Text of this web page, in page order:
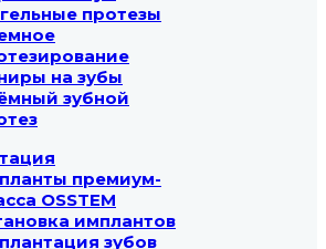
протезы
на зубы
зубной
премиум-
OSSTEM
имплантов
зубов